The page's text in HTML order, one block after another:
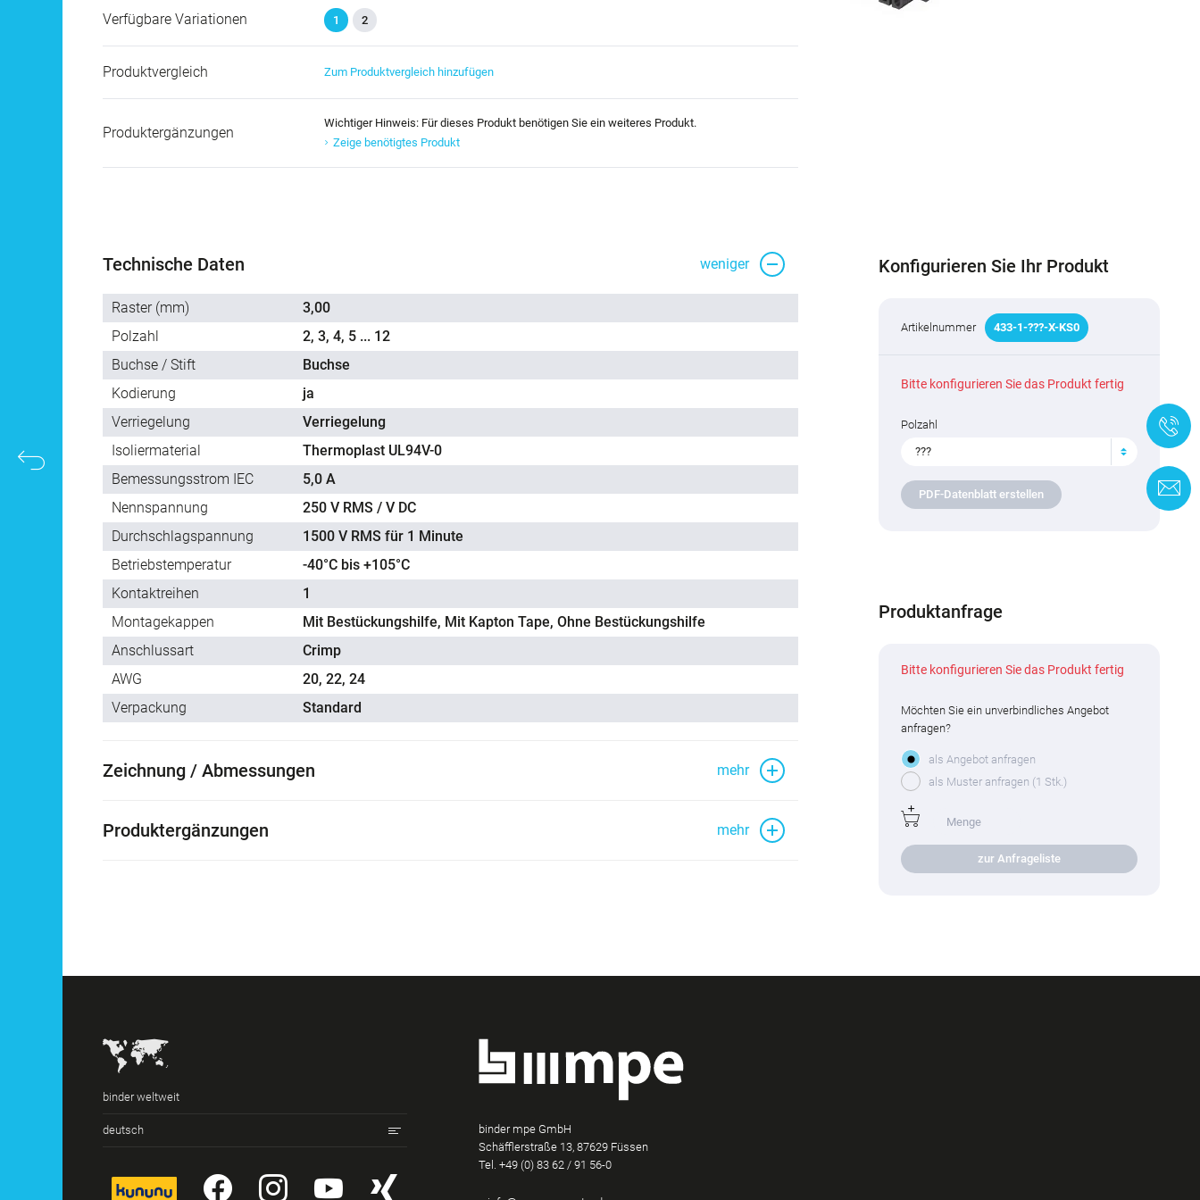
Verfügbare Variationen 1 2
Produktvergleich Zum Produktvergleich hinzufügen
Produktergänzungen
Wichtiger Hinweis: Für dieses Produkt benötigen Sie ein weiteres Produkt.
Zeige benötigtes Produkt
Technische Daten weniger
Raster (mm)
3,00
Polzahl
2, 3, 4, 5 ... 12
Buchse / Stift
Buchse
Kodierung
ja
Verriegelung
Verriegelung
Isoliermaterial
Thermoplast UL94V-0
Bemessungsstrom IEC
5,0 A
Nennspannung
250 V RMS / V DC
Durchschlagspannung
1500 V RMS für 1 Minute
Betriebstemperatur
-40°C bis +105°C
Kontaktreihen
1
Montagekappen
Mit Bestückungshilfe, Mit Kapton Tape, Ohne Bestückungshilfe
Anschlussart
Crimp
AWG
20, 22, 24
Verpackung
Standard
Zeichnung / Abmessungen mehr
Produktergänzungen mehr
Konfigurieren Sie Ihr Produkt
Artikelnummer 433-1-???-X-KS0
Bitte konfigurieren Sie das Produkt fertig
Polzahl
???
PDF-Datenblatt erstellen
Produktanfrage
Bitte konfigurieren Sie das Produkt fertig
Möchten Sie ein unverbindliches Angebot
anfragen?
als Angebot anfragen
als Muster anfragen (1 Stk.)
zur Anfrageliste
binder weltweit
deutsch
kununu YouTubeInstagram
YouTube
Xing
binder mpe GmbH
Schäfflerstraße 13, 87629 Füssen
Tel.+49 (0) 83 62 / 91 56-0